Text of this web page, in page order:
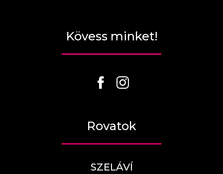
Kövess minket!
Rovatok
SZELÁVÍ